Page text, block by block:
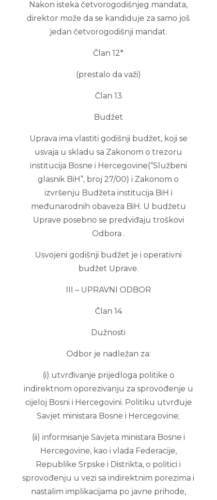
Nakon isteka četvorogodišnjeg mandata,
direktor može da se kandiduje za samo još
jedan četvorogodišnji mandat.
Član 12*
(prestalo da važi)
Član 13
Budžet
Uprava ima vlastiti godišnji budžet, koji se
usvaja u skladu sa Zakonom o trezoru
institucija Bosne i Hercegovine(“Službeni
glasnik BiH”, broj 27/00) i Zakonom o
izvršenju Budžeta institucija BiH i
međunarodnih obaveza BiH. U budžetu
Uprave posebno se predviđaju troškovi
Odbora .
Usvojeni godišnji budžet je i operativni
budžet Uprave.
III – UPRAVNI ODBOR
Član 14
Dužnosti
Odbor je nadležan za:
(i) utvrđivanje prijedloga politike o
indirektnom oporezivanju za sprovođenje u
cijeloj Bosni i Hercegovini. Politiku utvrđuje
Savjet ministara Bosne i Hercegovine;
(ii) informisanje Savjeta ministara Bosne i
Hercegovine, kao i vlada Federacije,
Republike Srpske i Distrikta, o politici i
sprovođenju u vezi sa indirektnim porezima i
nastalim implikacijama po javne prihode,